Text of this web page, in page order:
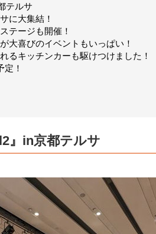
テルサ
に大集結！
テージも開催！
大喜びのイベントもいっぱい！
るキッチンカーも駆けつけました！
定！
』in京都テルサ